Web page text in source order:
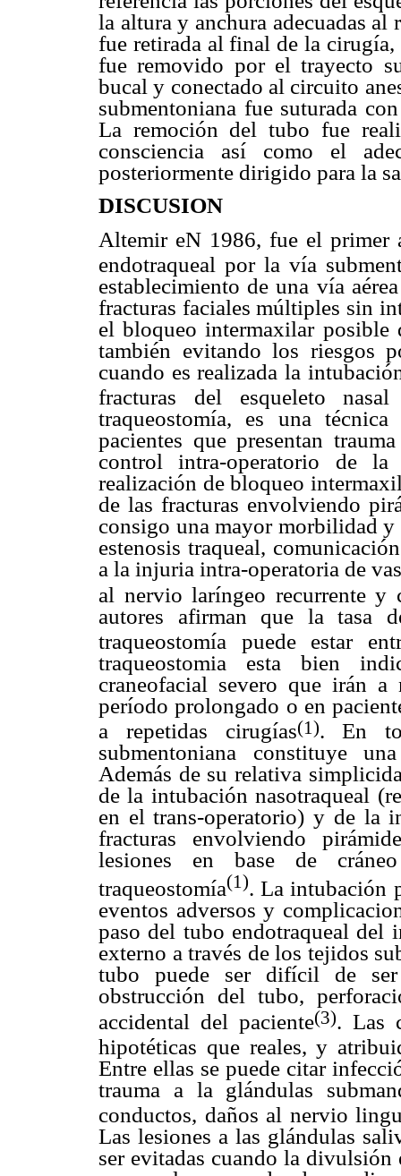
la altura y anchura adecuadas
fue retirada al final de la
fue removido por el trayecto
bucal y conectado al circuito
submentoniana fue suturada
La remoción del tubo fue
consciencia así como el
posteriormente dirigido para la
DISCUSION
Altemir eN 1986, fue el primer
endotraqueal por la vía
establecimiento de una vía
fracturas faciales múltiples sin
el bloqueo intermaxilar posible
también evitando los riesgos
cuando es realizada la
fracturas del esqueleto
traqueostomía, es una
pacientes que presentan
control intra-operatorio de
realización de bloqueo
de las fracturas envolviendo
consigo una mayor morbilidad
estenosis traqueal,
a la injuria intra-operatoria de
al nervio laríngeo recurrente y
autores afirman que la tasa
traqueostomía puede estar
traqueostomia esta bien
craneofacial severo que irán
período prolongado o en
a repetidas cirugías(1). En
submentoniana constituye
Además de su relativa
de la intubación nasotraqueal
en el trans-operatorio) y de la
fracturas envolviendo
lesiones en base de
traqueostomía(1). La intubación
eventos adversos y
paso del tubo endotraqueal del
externo a través de los tejidos
tubo puede ser difícil de ser
obstrucción del tubo,
accidental del paciente(3). Las
hipotéticas que reales, y
Entre ellas se puede citar
trauma a la glándulas
conductos, daños al nervio
Las lesiones a las glándulas
ser evitadas cuando la divulsión